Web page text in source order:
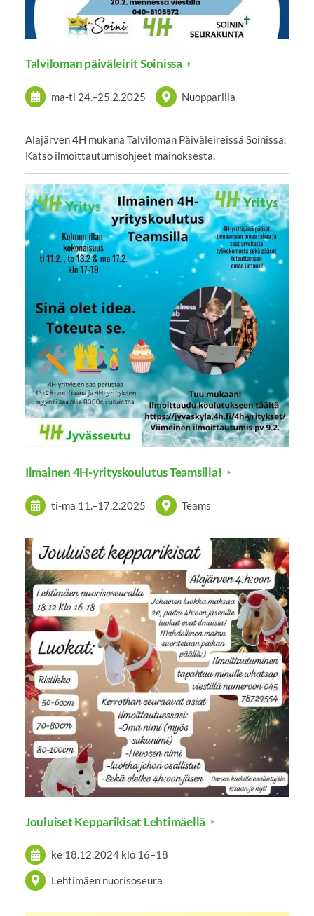
Talviloman päiväleirit Soinissa
ma-ti 24.–25.2.2025 Nuopparilla
Alajärven 4H mukana Talviloman Päiväleireissä Soinissa.
Katso ilmoittautumisohjeet mainoksesta.
Ilmainen 4H-yrityskoulutus Teamsilla!
ti-ma 11.–17.2.2025 Teams
Jouluiset Kepparikisat Lehtimäellä
ke 18.12.2024 klo 16–18
Lehtimäen nuorisoseura